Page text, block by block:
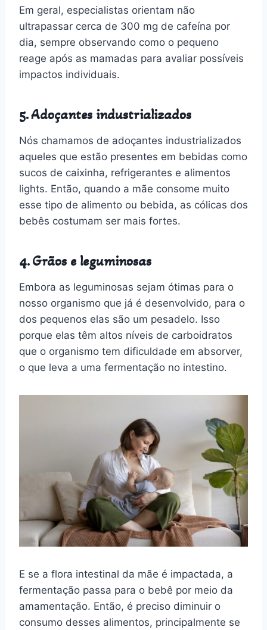
Em geral, especialistas orientam não
ultrapassar cerca de 300 mg de cafeína por
dia, sempre observando como o pequeno
reage após as mamadas para avaliar possíveis
impactos individuais.
5. Adoçantes industrializados
Nós chamamos de adoçantes industrializados
aqueles que estão presentes em bebidas como
sucos de caixinha, refrigerantes e alimentos
lights. Então, quando a mãe consome muito
esse tipo de alimento ou bebida, as cólicas dos
bebês costumam ser mais fortes.
4. Grãos e leguminosas
Embora as leguminosas sejam ótimas para o
nosso organismo que já é desenvolvido, para o
dos pequenos elas são um pesadelo. Isso
porque elas têm altos níveis de carboidratos
que o organismo tem dificuldade em absorver,
o que leva a uma fermentação no intestino.
E se a flora intestinal da mãe é impactada, a
fermentação passa para o bebê por meio da
amamentação. Então, é preciso diminuir o
consumo desses alimentos, principalmente se